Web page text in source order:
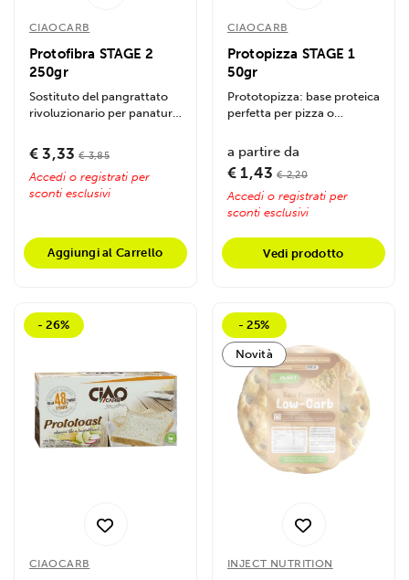
CIAOCARB
Protofibra STAGE 2
250gr
Sostituto del pangrattato
rivoluzionario per panature
diete...
€ 3,33 € 3,85
Accedi o registrati per
sconti esclusivi
Aggiungi al Carrello
CIAOCARB
Protopizza STAGE 1
50gr
Prototopizza: base proteica
perfetta per pizza o
proteine e...
a partire da
€ 1,43 € 2,20
Accedi o registrati per
sconti esclusivi
Vedi prodotto
- 26%
CIAOCARB
- 25%
Novità
INJECT NUTRITION